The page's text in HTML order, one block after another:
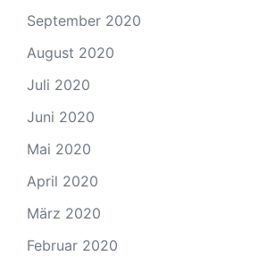
September 2020
August 2020
Juli 2020
Juni 2020
Mai 2020
April 2020
März 2020
Februar 2020